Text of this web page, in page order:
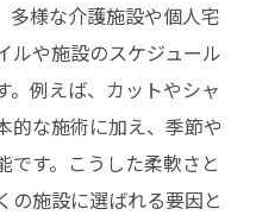
の魅力を体感しよう
美容の魅力とは
情が明るく変化
る訪問美容の効果
の現場での評判
多様な介護施設や個人宅
ルや施設のスケジュール
。例えば、カットやシャ
的な施術に加え、季節や
です。こうした柔軟さと
の施設に選ばれる要因と